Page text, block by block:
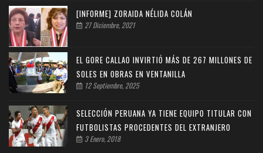
[INFORME] ZORAIDA NÉLIDA COLÁN
27 Diciembre, 2021
EL GORE CALLAO INVIRTIÓ MÁS DE 267 MILLONES DE
SOLES EN OBRAS EN VENTANILLA
12 Septiembre, 2025
SELECCIÓN PERUANA YA TIENE EQUIPO TITULAR CON
FUTBOLISTAS PROCEDENTES DEL EXTRANJERO
3 Enero, 2018